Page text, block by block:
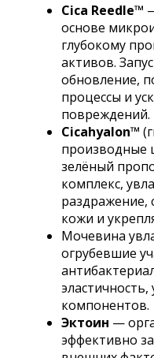
Cica Reedle™
основе
глубокому
активов.
обновление,
процессы и
повреждений.
Cicahyalon™
производные
зелёный
комплекс,
раздражение,
кожи и
Мочевина
огрубевшие
компонентов.
Эктоин —
эффективно